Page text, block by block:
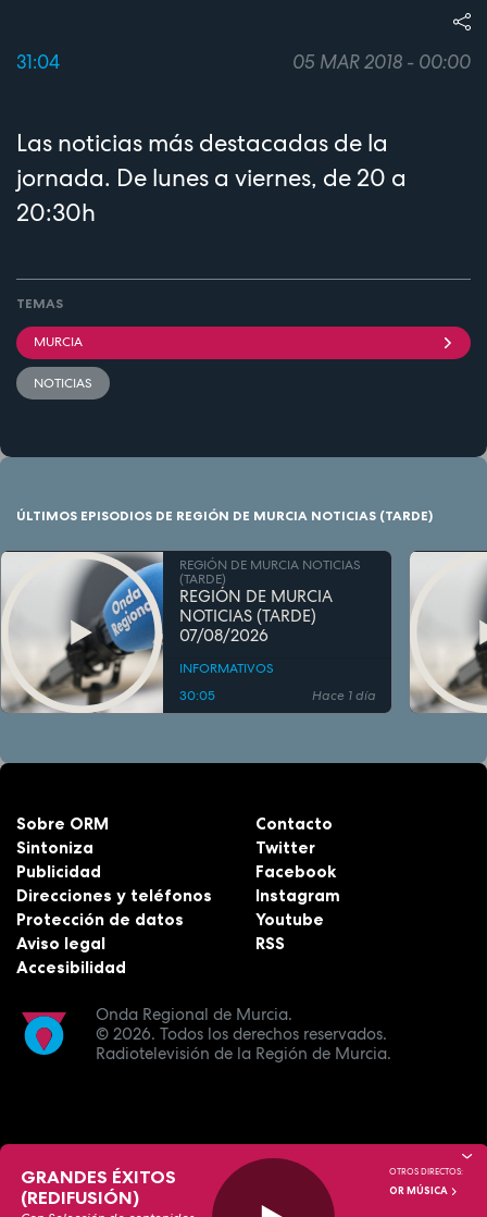
31:04 05 MAR 2018 - 00:00
Las noticias más destacadas de la
jornada. De lunes a viernes, de 20 a
20:30h
TEMAS
MURCIA
NOTICIAS
ÚLTIMOS EPISODIOS DE REGIÓN DE MURCIA NOTICIAS (TARDE)
REGIÓN DE MURCIA NOTICIAS
(TARDE)
REGIÓN DE MURCIA
NOTICIAS (TARDE)
07/08/2026
INFORMATIVOS
30:05
Hace 1 día
Onda Regional de Murcia.
© 2026. Todos los derechos reservados.
Radiotelevisión de la Región de Murcia.
Sobre ORM
Sintoniza
Publicidad
Direcciones y teléfonos
Protección de datos
Aviso legal
Accesibilidad
Contacto
Twitter
Facebook
Instagram
Youtube
RSS
GRANDES ÉXITOS
(REDIFUSIÓN)
OTROS DIRECTOS:
OR MÚSICA